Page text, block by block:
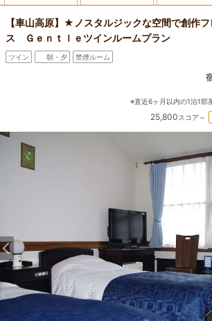
【車山高原】★ノスタルジックな空間で創作
ス Ｇｅｎｔｌｅツインルームプラン
ツイン 朝・夕 禁煙ルーム
※直近6ヶ月以内の1泊1部
25,800スコア～